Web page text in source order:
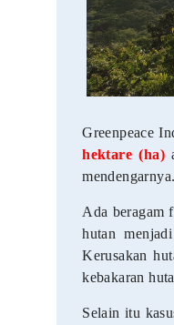
Greenpeace
hektare (ha)
Ada beragam
hutan
Kerusakan
kebakaran
Selain itu